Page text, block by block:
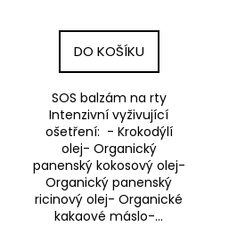
DO KOŠÍKU
SOS balzám na rty
Intenzivní vyživující
ošetření: - Krokodýlí
olej- Organický
panenský kokosový olej-
Organický panenský
ricinový olej- Organické
kakaové máslo-...